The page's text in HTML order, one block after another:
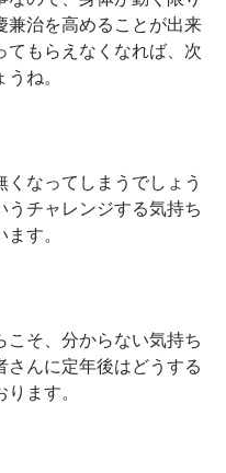
兼治を高めることが出来
てもらえなくなれば、次
ね。
なってしまうでしょう
うチャレンジする気持ち
す。
こそ、分からない気持ち
んに定年後はどうする
ます。